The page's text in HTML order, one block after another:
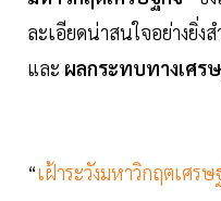
ละเอียดน่าสนใจอย่างยิ่
และ ผลกระทบทางเศร
“เฝ้าระวังมหาวิกฤตเศรษ